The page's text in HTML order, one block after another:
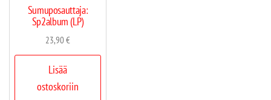
Sumuposauttaja:
Sp2album (LP)
23,90€
Lisää
ostoskoriin